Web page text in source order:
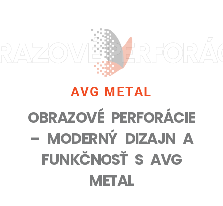
MODERNÝ DIZAJN
A FUNKČNOSŤ PRE
ARCHITEKTÚRU,
FASÁDY A INTERIÉRY
AVG METAL
OBRAZOVÉ PERFORÁCIE
– MODERNÝ DIZAJN A
FUNKČNOSŤ S AVG
METAL